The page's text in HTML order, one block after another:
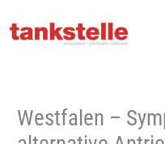
Inhalt
Westfalen –